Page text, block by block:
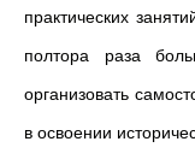
практических
полтора раза
организовать
в освоении